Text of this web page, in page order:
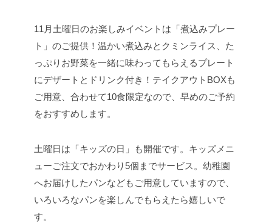
11月土曜日のお楽しみイベントは「煮込みプレー
ト」のご提供！ 温かい煮込みとクミンライス、た
っぷりお野菜を一緒に味わってもらえるプレート
にデザートとドリンク付き！ テイクアウトBOXも
ご用意、合わせて10食限定なので、早めのご予約
をおすすめします。
土曜日は「キッズの日」も開催です。キッズメニ
ューご注文でおかわり5個までサービス。幼稚園
へお届けしたパンなどもご用意していますので、
いろいろなパンを楽しんでもらえたら嬉しいで
す。